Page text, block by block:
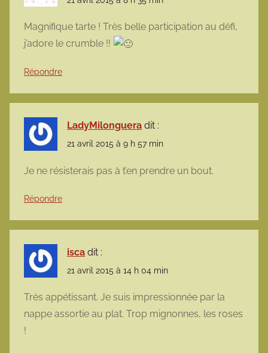
Magnifique tarte ! Très belle participation au défi,
j’adore le crumble !!
Répondre
LadyMilonguera dit :
21 avril 2015 à 9 h 57 min
Je ne résisterais pas à t’en prendre un bout.
Répondre
isca dit :
21 avril 2015 à 14 h 04 min
Très appétissant. Je suis impressionnée par la
nappe assortie au plat. Trop mignonnes, les roses
!